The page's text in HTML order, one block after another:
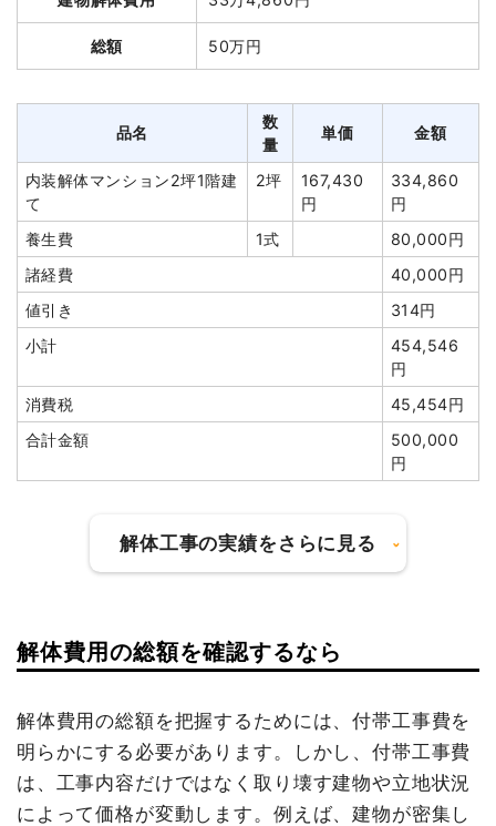
室内残置物撤去
2台 75,000円
150,000円
諸経費
100,000円
2,800円
小計
445,200円
消費税
44,800円
合計金額
490,000円
296m²
円
10,000
円
20,000円
土間コンクリート撤去 1,793円
233,100円
物置撤去
5,000円
諸経費
176,000円
値引き
95,336円
小計
2,536,364
消費税
253,636円
合計金額
2,790,000円
建物の種類/構造
建物解体費用 111万3,000円
品名 数量 単価
金額
鉄骨造住宅39坪1階建て
39坪
28,538
1,113,000
総額 50万円
品名
数
量
単価 金額
内装解体マンション2坪1階建
て
2坪
167,430
円
334,860
円
養生費
1式
80,000円
諸経費
40,000円
値引き
314円
小計
454,546
円
消費税
45,454円
合計金額
500,000
円
解体工事の実績をさらに見る
建物の種類/構造 内装解体店舗1階建て
建物解体費用 274万円
総額 358万円
解体費用の総額を確認するなら
解体費用の総額を把握するためには、付帯工事費を
明らかにする必要があります。しかし、付帯工事費
は、工事内容だけではなく取り壊す建物や立地状況
によって価格が変動します。例えば、建物が密集し